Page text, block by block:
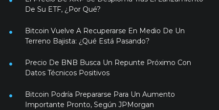
De Su ETF, ¿Por Qué?
Bitcoin Vuelve A Recuperarse En Medio De Un
Terreno Bajista: ¿Qué Está Pasando?
Precio De BNB Busca Un Repunte Próximo Con
Datos Técnicos Positivos
Bitcoin Podría Prepararse Para Un Aumento
Importante Pronto, Según JPMorgan